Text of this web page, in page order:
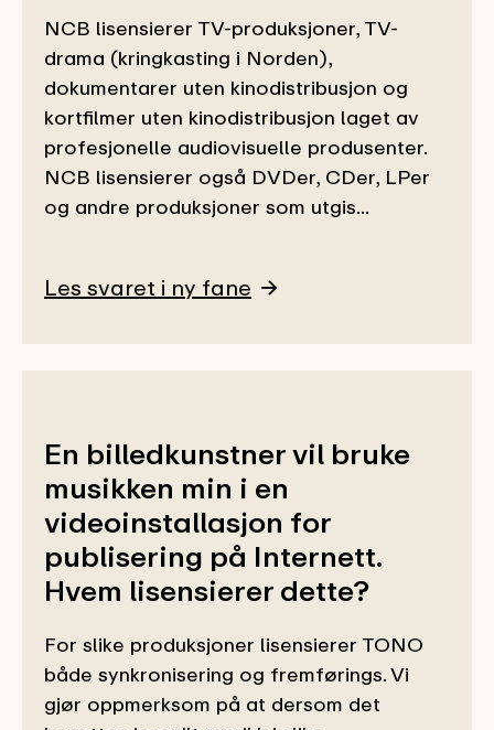
NCB lisensierer TV-produksjoner, TV-
drama (kringkasting i Norden),
dokumentarer uten kinodistribusjon og
kortfilmer uten kinodistribusjon laget av
profesjonelle audiovisuelle produsenter.
NCB lisensierer også DVDer, CDer, LPer
og andre produksjoner som utgis...
Les svaret i ny fane
En billedkunstner vil bruke
musikken min i en
videoinstallasjon for
publisering på Internett.
Hvem lisensierer dette?
For slike produksjoner lisensierer TONO
både synkronisering og fremførings. Vi
gjør oppmerksom på at dersom det